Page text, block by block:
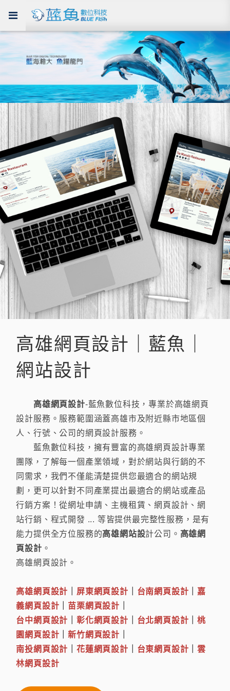
高雄網頁設計｜藍魚｜
網站設計
高雄網頁設計-藍魚數位科技，專業於高雄網頁
設計服務。服務範圍涵蓋高雄市及附近縣市地區個
人、行號、公司的網頁設計服務。
藍魚數位科技，擁有豐富的高雄網頁設計專業
團隊，了解每一個產業領域，對於網站與行銷的不
同需求，我們不僅能清楚提供您最適合的網站規
劃，更可以針對不同產業提出最適合的網站或產品
行銷方案！從網址申請、主機租賃、網頁設計、網
站行銷、程式開發 ... 等皆提供最完整性服務，是有
能力提供全方位服務的高雄網站設計公司。 高雄網
頁設計 。
高雄網頁設計。
高雄網頁設計 屏東網頁設計 台南網頁設計
嘉
義網頁設計
苗栗網頁設計
台中網頁設計
彰化網頁設計 台北網頁設計 ｜桃
園網頁設計 ｜新竹網頁設計
南投網頁設計
花蓮網頁設計 台東網頁設計 ｜雲
林網頁設計